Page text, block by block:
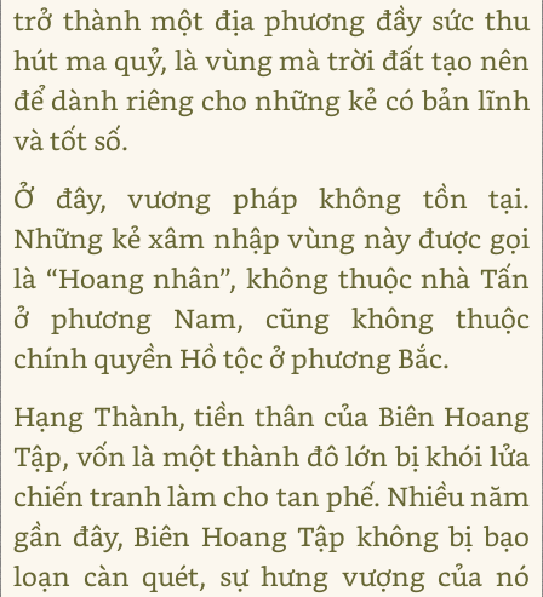
trở thành một địa phương đầy sức thu
hút ma quỷ, là vùng mà trời đất tạo nên
để dành riêng cho những kẻ có bản lĩnh
và tốt số.
Ở đây, vương pháp không tồn tại.
Những kẻ xâm nhập vùng này được gọi
là “Hoang nhân”, không thuộc nhà Tấn
ở phương Nam, cũng không thuộc
chính quyền Hồ tộc ở phương Bắc.
Hạng Thành, tiền thân của Biên Hoang
Tập, vốn là một thành đô lớn bị khói lửa
chiến tranh làm cho tan phế. Nhiều năm
gần đây, Biên Hoang Tập không bị bạo
loạn càn quét, sự hưng vượng của nó